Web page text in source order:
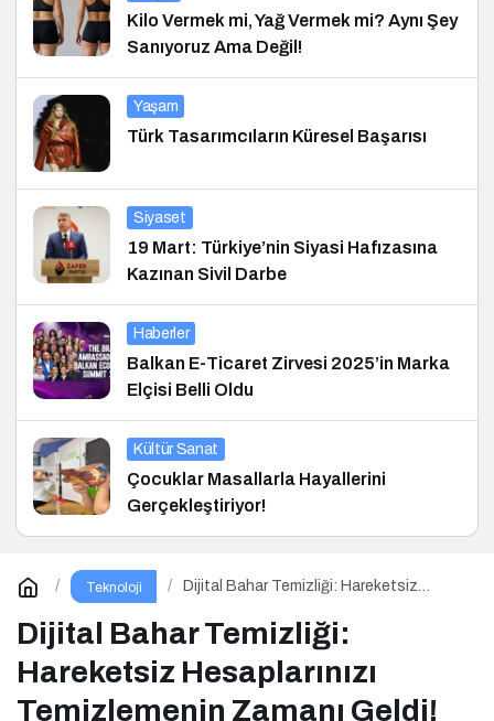
Kilo Vermek mi, Yağ Vermek mi? Aynı Şey
Sanıyoruz Ama Değil!
Yaşam
Türk Tasarımcıların Küresel Başarısı
Siyaset
19 Mart: Türkiye’nin Siyasi Hafızasına
Kazınan Sivil Darbe
Haberler
Balkan E-Ticaret Zirvesi 2025’in Marka
Elçisi Belli Oldu
Kültür Sanat
Çocuklar Masallarla Hayallerini
Gerçekleştiriyor!
Teknoloji
Dijital Bahar Temizliği: Hareketsiz
Geldi!
Dijital Bahar Temizliği:
Hareketsiz Hesaplarınızı
Temizlemenin Zamanı Geldi!